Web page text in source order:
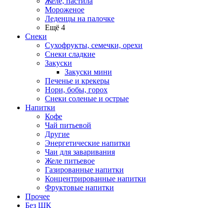
Мороженое
Леденцы на палочке
Ещё 4
Снеки
Сухофрукты, семечки, орехи
Снеки сладкие
Закуски
Закуски мини
Печенье и крекеры
Нори, бобы, горох
Снеки соленые и острые
Напитки
Кофе
Чай питьевой
Другие
Энергетические напитки
Чаи для заваривания
Желе питьевое
Газированные напитки
Концентрированные напитки
Фруктовые напитки
Прочее
Без ШК